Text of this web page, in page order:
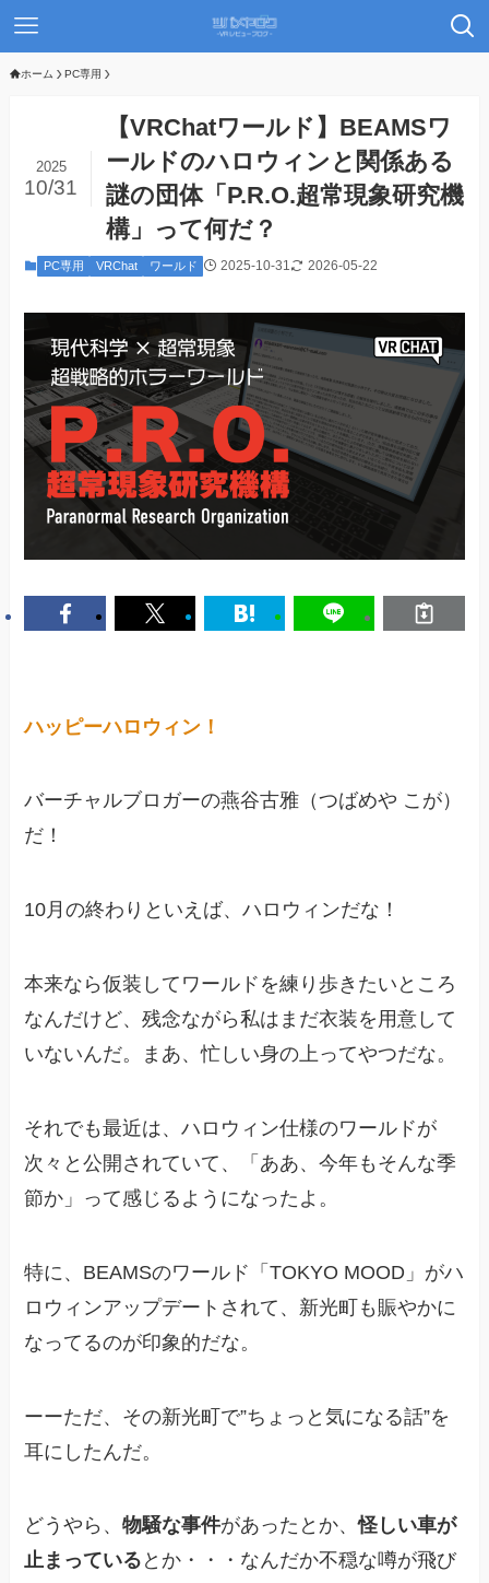
ホーム PC専用
【VRChatワールド】BEAMSワ
ールドのハロウィンと関係ある
謎の団体「P.R.O.超常現象研究機
構」って何だ？
2025
10/31
PC専用 VRChat ワールド 2025-10-31 2026-05-22
ハッピーハロウィン！
バーチャルブロガーの燕谷古雅（つばめや こが）
だ！
10月の終わりといえば、ハロウィンだな！
本来なら仮装してワールドを練り歩きたいところ
なんだけど、残念ながら私はまだ衣装を用意して
いないんだ。まあ、忙しい身の上ってやつだな。
それでも最近は、ハロウィン仕様のワールドが
次々と公開されていて、「ああ、今年もそんな季
節か」って感じるようになったよ。
特に、BEAMSのワールド「TOKYO MOOD」がハ
ロウィンアップデートされて、新光町も賑やかに
なってるのが印象的だな。
ーーただ、その新光町で”ちょっと気になる話”を
耳にしたんだ。
どうやら、物騒な事件があったとか、怪しい車が
止まっている とか・・・なんだか不穏な噂が飛び